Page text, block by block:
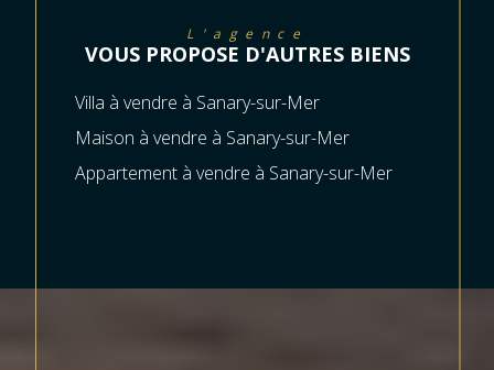
L'agence
VOUS PROPOSE D'AUTRES BIENS
Villa à vendre à Sanary-sur-Mer
Maison à vendre à Sanary-sur-Mer
Appartement à vendre à Sanary-sur-Mer